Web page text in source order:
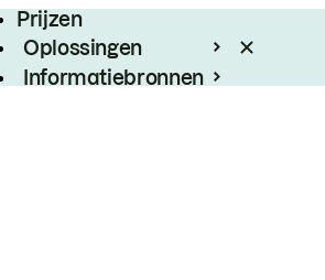
Prijzen
Oplossingen
Informatiebronnen